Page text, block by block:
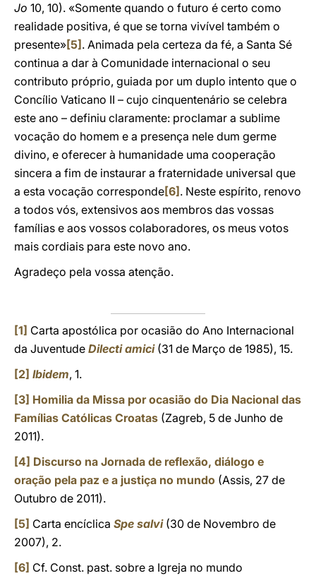
Jo 10, 10). «Somente quando o futuro é certo como
realidade positiva, é que se torna vivível também o
presente»[5] . Animada pela certeza da fé, a Santa Sé
continua a dar à Comunidade internacional o seu
contributo próprio, guiada por um duplo intento que o
Concílio Vaticano II – cujo cinquentenário se celebra
este ano – definiu claramente: proclamar a sublime
vocação do homem e a presença nele dum germe
divino, e oferecer à humanidade uma cooperação
sincera a fim de instaurar a fraternidade universal que
a esta vocação corresponde[6] . Neste espírito, renovo
a todos vós, extensivos aos membros das vossas
famílias e aos vossos colaboradores, os meus votos
mais cordiais para este novo ano.
Agradeço pela vossa atenção.
[1] Carta apostólica por ocasião do Ano Internacional
da Juventude Dilecti amici (31 de Março de 1985), 15.
[2] Ibidem, 1.
[3] Homilia da Missa por ocasião do Dia Nacional das
Famílias Católicas Croatas (Zagreb, 5 de Junho de
2011).
[4] Discurso na Jornada de reflexão, diálogo e
oração pela paz e a justiça no mundo (Assis, 27 de
Outubro de 2011).
[5] Carta encíclica Spe salvi(30 de Novembro de
2007), 2.
[6] Cf. Const. past. sobre a Igreja no mundo